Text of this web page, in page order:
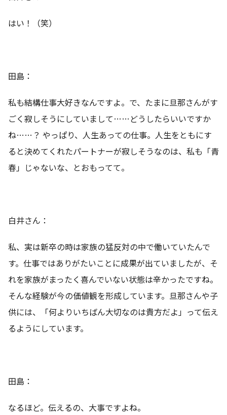
はい！（笑）
田島：
私も結構仕事大好きなんですよ。で、たまに旦那さんがす
ごく寂しそうにしていまして……どうしたらいいですか
ね……？ やっぱり、人生あっての仕事。人生をともにす
ると決めてくれたパートナーが寂しそうなのは、私も「青
春」じゃないな、とおもってて。
白井さん：
私、実は新卒の時は家族の猛反対の中で働いていたんで
す。仕事ではありがたいことに成果が出ていましたが、そ
れを家族がまったく喜んでいない状態は辛かったですね。
そんな経験が今の価値観を形成しています。旦那さんや子
供には、「何よりいちばん大切なのは貴方だよ」って伝え
るようにしています。
田島：
なるほど。伝えるの、大事ですよね。